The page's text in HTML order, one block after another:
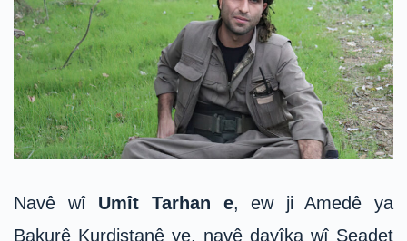
Navê wî Umît Tarhan e, ew ji Amedê ya
Bakurê Kurdistanê ye, navê dayîka wî Seadet